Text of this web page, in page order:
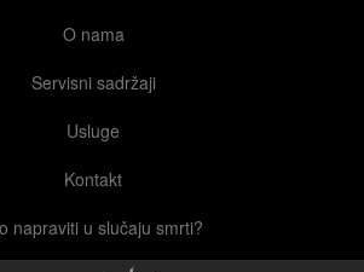
O nama
Servisni sadržaji
Usluge
Kontakt
napraviti u slučaju smrti?